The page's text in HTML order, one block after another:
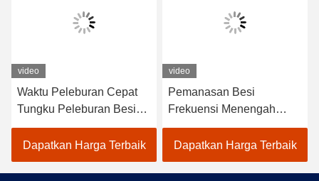
video
Waktu Peleburan Cepat
Tungku Peleburan Besi
Listrik Dengan Perawatan
Rendah
Dapatkan Harga Terbaik
video
Pemanasan Besi
Frekuensi Menengah
Industri Tungku Listrik
Waktu Peleburan Cepat
Dapatkan Harga Terbaik